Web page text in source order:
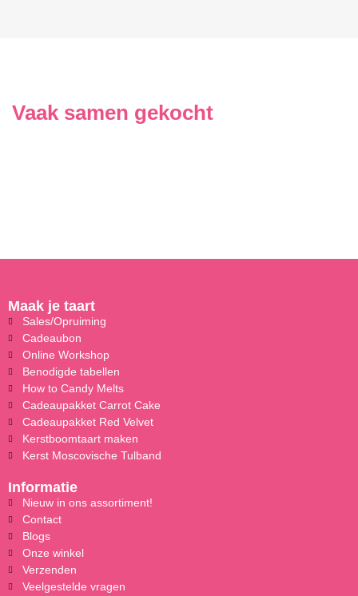
Vaak samen gekocht
Maak je taart
Sales/Opruiming
Cadeaubon
Online Workshop
Benodigde tabellen
How to Candy Melts
Cadeaupakket Carrot Cake
Cadeaupakket Red Velvet
Kerstboomtaart maken
Kerst Moscovische Tulband
Informatie
Nieuw in ons assortiment!
Contact
Blogs
Onze winkel
Verzenden
Veelgestelde vragen